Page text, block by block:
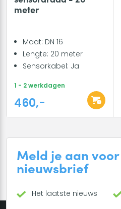
meter
Maat: DN 16
Lengte: 20 meter
Sensorkabel: Ja
1 - 2 werkdagen
460,-
Meld je aan
nieuwsbrief
Het laatste nieuws